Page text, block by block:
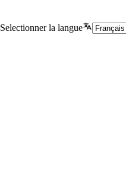
Selectionner la langue